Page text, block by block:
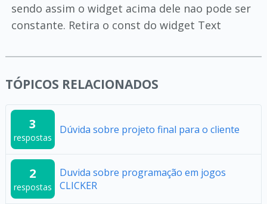
sendo assim o widget acima dele nao pode ser
constante. Retira o const do widget Text
TÓPICOS RELACIONADOS
3
respostas
Dúvida sobre projeto final para o cliente
2
respostas
Duvida sobre programação em jogos
CLICKER